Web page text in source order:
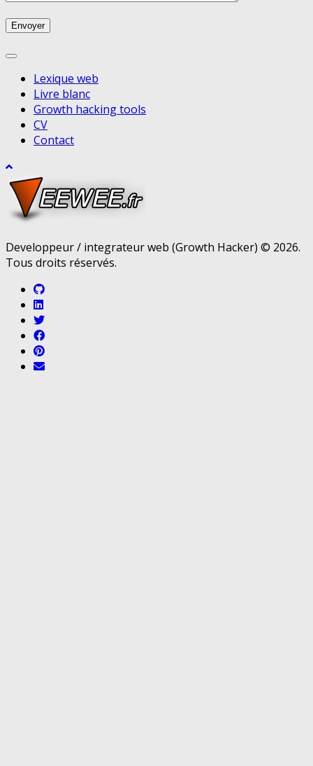
Lexique web
Livre blanc
Growth hacking tools
CV
Contact
Developpeur / integrateur web (Growth Hacker) © 2026.
Tous droits réservés.